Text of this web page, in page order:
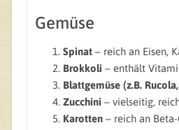
Gemüse
Spinat – reich an Eisen,
Brokkoli – enthält
Blattgemüse (z.B.
Zucchini – vielseitig,
Karotten – reich an